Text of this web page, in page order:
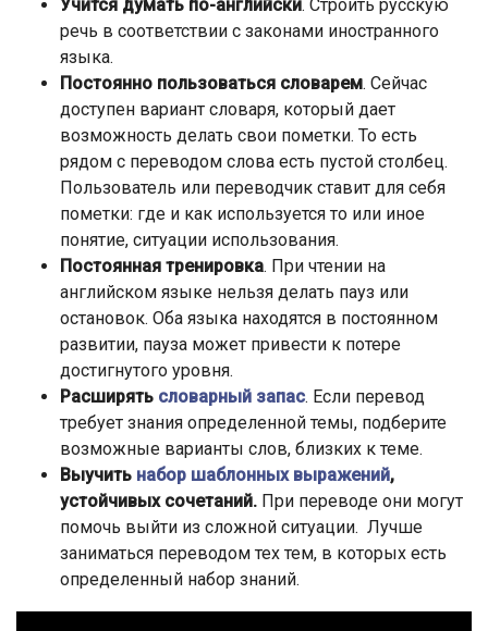
Учится думать по-английски. Строить русскую
речь в соответствии с законами иностранного
языка.
Постоянно пользоваться словарем. Сейчас
доступен вариант словаря, который дает
возможность делать свои пометки. То есть
рядом с переводом слова есть пустой столбец.
Пользователь или переводчик ставит для себя
пометки: где и как используется то или иное
понятие, ситуации использования.
Постоянная тренировка. При чтении на
английском языке нельзя делать пауз или
остановок. Оба языка находятся в постоянном
развитии, пауза может привести к потере
достигнутого уровня.
Расширять словарный запас. Если перевод
требует знания определенной темы, подберите
возможные варианты слов, близких к теме.
Выучить набор шаблонных выражений,
устойчивых сочетаний. При переводе они могут
помочь выйти из сложной ситуации. Лучше
заниматься переводом тех тем, в которых есть
определенный набор знаний.